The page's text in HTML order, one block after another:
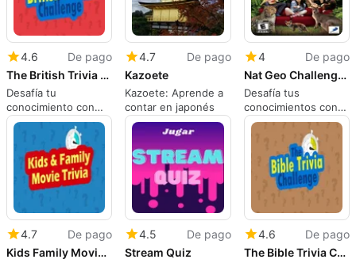
4.6
De pago
The British Trivia Challenge
Desafía tu
conocimiento con
British Trivia
4.7
De pago
Kazoete
Kazoete: Aprende a
contar en japonés
4
De pago
Nat Geo Challenge Wild Life
Desafía tus
conocimientos con
Nat Geo Challenge
4.7
De pago
Kids Family Movie Trivia
4.5
De pago
Stream Quiz
4.6
De pago
The Bible Trivia Challenge